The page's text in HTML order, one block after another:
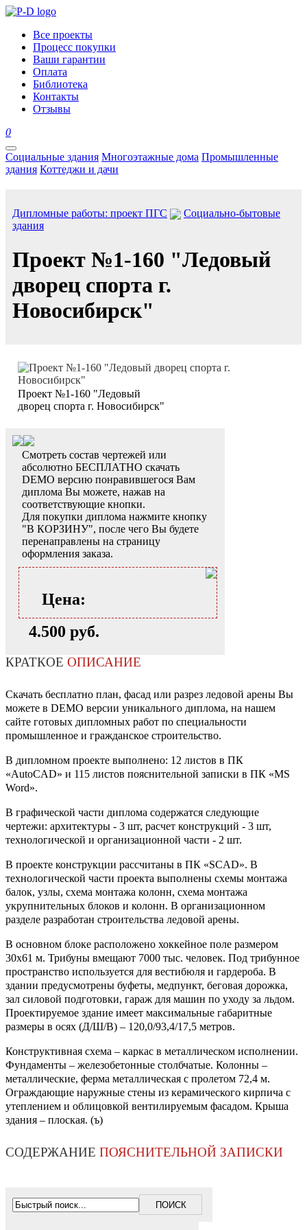
Все проекты
Процесс покупки
Ваши гарантии
Оплата
Библиотека
Контакты
Отзывы
0
Социальные здания Многоэтажные дома Промышленные
здания Коттеджи и дачи
Дипломные работы: проект ПГС
Социально-бытовые
здания
Проект №1-160 "Ледовый
дворец спорта г.
Новосибирск"
Проект №1-160 "Ледовый
дворец спорта г. Новосибирск"
Смотреть состав чертежей или
абсолютно БЕСПЛАТНО скачать
DEMO версию понравившегося Вам
диплома Вы можете, нажав на
соответствующие кнопки.
Для покупки диплома нажмите кнопку
"В КОРЗИНУ", после чего Вы будете
перенаправлены на страницу
оформления заказа.
Цена:
4.500 руб.
КРАТКОЕ ОПИСАНИЕ
Скачать бесплатно план, фасад или разрез ледовой арены Вы
можете в DEMO версии уникального диплома, на нашем
сайте готовых дипломных работ по специальности
промышленное и гражданское строительство.
В дипломном проекте выполнено: 12 листов в ПК
«AutoCAD» и 115 листов пояснительной записки в ПК «MS
Word».
В графической части диплома содержатся следующие
чертежи: архитектуры - 3 шт, расчет конструкций - 3 шт,
технологической и организационной части - 2 шт.
В проекте конструкции рассчитаны в ПК «SCAD». В
технологической части проекта выполнены схемы монтажа
балок, узлы, схема монтажа колонн, схема монтажа
укрупнительных блоков и колонн. В организационном
разделе разработан строительства ледовой арены.
В основном блоке расположено хоккейное поле размером
30х61 м. Трибуны вмещают 7000 тыс. человек. Под трибунное
пространство используется для вестибюля и гардероба. В
здании предусмотрены буфеты, медпункт, беговая дорожка,
зал силовой подготовки, гараж для машин по уходу за льдом.
Проектируемое здание имеет максимальные габаритные
размеры в осях (Д/Ш/В) – 120,0/93,4/17,5 метров.
Конструктивная схема – каркас в металлическом исполнении.
Фундаменты – железобетонные столбчатые. Колонны –
металлические, ферма металлическая с пролетом 72,4 м.
Ограждающие наружные стены из керамического кирпича с
утеплением и облицовкой вентилируемым фасадом. Крыша
здания – плоская. (ъ)
СОДЕРЖАНИЕ ПОЯСНИТЕЛЬНОЙ ЗАПИСКИ